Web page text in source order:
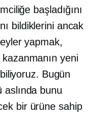
başladığını
bildiklerini ancak
yapmak,
yeni
Bugün
aslında bunu
bir ürüne sahip